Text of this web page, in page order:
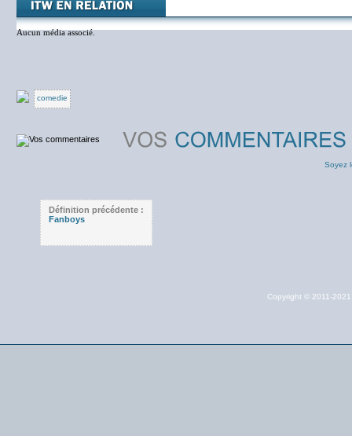
Aucun média associé.
comedie
Soyez
Définition précédente :
Fanboys
Copyright © 2011-